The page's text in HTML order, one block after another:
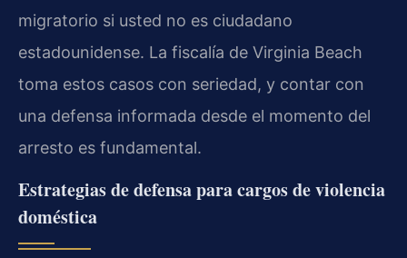
migratorio si usted no es ciudadano
estadounidense. La fiscalía de Virginia Beach
toma estos casos con seriedad, y contar con
una defensa informada desde el momento del
arresto es fundamental.
Estrategias de defensa para cargos de violencia
doméstica